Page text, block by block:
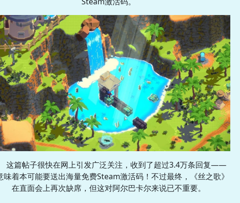
这篇帖子很快在网上引发广泛关注，收到了超过3.4万条回复——
味着本可能要送出海量免费Steam激活码！不过最终，《丝之歌》
在直面会上再次缺席，但这对阿尔巴卡尔来说已不重要。